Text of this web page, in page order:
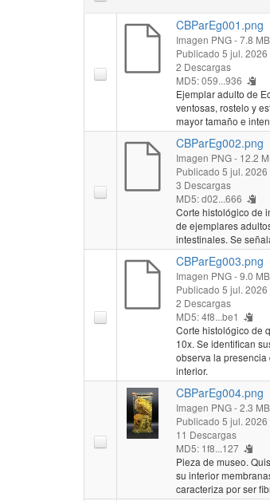
CBParEg001.png
Imagen PNG- 7.8 MB
Publicado 5 jul. 2026
2 Descargas
MD5: 059...936
Ejemplar adulto de
ventosas, rostelo y
mayor tamaño e
CBParEg002.png
Imagen PNG- 12.2
Publicado 5 jul. 2026
3 Descargas
MD5: d02...666
Corte histológico de
de ejemplares
intestinales. Se
CBParEg003.png
Imagen PNG- 9.0 MB
Publicado 5 jul. 2026
2 Descargas
MD5: 4f8...be1
Corte histológico de
10x. Se identifican
observa la presencia
interior.
CBParEg004.png
Imagen PNG- 2.3 MB
Publicado 5 jul. 2026
11 Descargas
MD5: 1f8...127
Pieza de museo.
su interior
caracteriza por ser